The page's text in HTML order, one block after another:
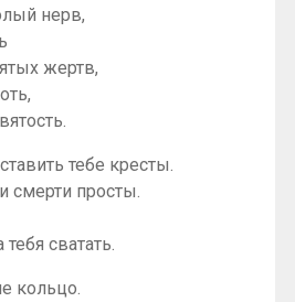
нерв,
жертв,
тебе кресты.
смерти просты.
сватать.
кольцо.